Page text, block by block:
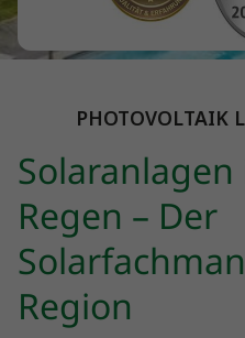
PHOTOVOLTAIK
Regen – Der
Region